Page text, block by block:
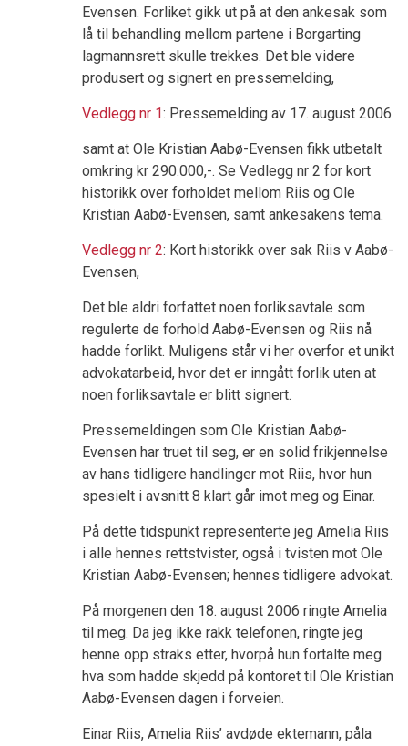
Evensen. Forliket gikk ut på at den ankesak som
lå til behandling mellom partene i Borgarting
lagmannsrett skulle trekkes. Det ble videre
produsert og signert en pressemelding,
Vedlegg nr 1: Pressemelding av 17. august 2006
samt at Ole Kristian Aabø-Evensen fikk utbetalt
omkring kr 290.000,-. Se Vedlegg nr 2 for kort
historikk over forholdet mellom Riis og Ole
Kristian Aabø-Evensen, samt ankesakens tema.
Vedlegg nr 2: Kort historikk over sak Riis v Aabø-
Evensen,
Det ble aldri forfattet noen forliksavtale som
regulerte de forhold Aabø-Evensen og Riis nå
hadde forlikt. Muligens står vi her overfor et unikt
advokatarbeid, hvor det er inngått forlik uten at
noen forliksavtale er blitt signert.
Pressemeldingen som Ole Kristian Aabø-
Evensen har truet til seg, er en solid frikjennelse
av hans tidligere handlinger mot Riis, hvor hun
spesielt i avsnitt 8 klart går imot meg og Einar.
På dette tidspunkt representerte jeg Amelia Riis
i alle hennes rettstvister, også i tvisten mot Ole
Kristian Aabø-Evensen; hennes tidligere advokat.
På morgenen den 18. august 2006 ringte Amelia
til meg. Da jeg ikke rakk telefonen, ringte jeg
henne opp straks etter, hvorpå hun fortalte meg
hva som hadde skjedd på kontoret til Ole Kristian
Aabø-Evensen dagen i forveien.
Einar Riis, Amelia Riis’ avdøde ektemann, påla